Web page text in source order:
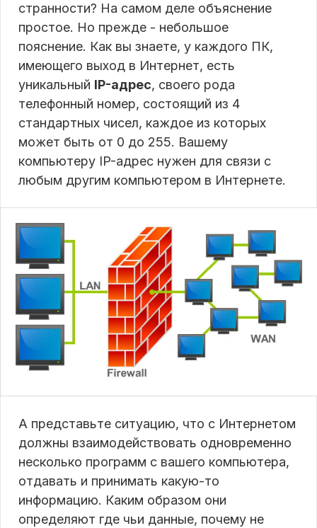
странности? На самом деле объяснение
простое. Но прежде - небольшое
пояснение. Как вы знаете, у каждого ПК,
имеющего выход в Интернет, есть
уникальный IP-адрес, своего рода
телефонный номер, состоящий из 4
стандартных чисел, каждое из которых
может быть от 0 до 255. Вашему
компьютеру IP-адрес нужен для связи с
любым другим компьютером в Интернете.
А представьте ситуацию, что с Интернетом
должны взаимодействовать одновременно
несколько программ с вашего компьютера,
отдавать и принимать какую-то
информацию. Каким образом они
определяют где чьи данные, почему не